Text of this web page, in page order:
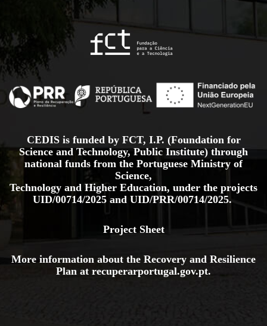
CEDIS is funded by FCT, I.P. (Foundation for
Science and Technology, Public Institute) through
national funds from the Portuguese Ministry of
Science,
Technology and Higher Education, under the projects
UID/00714/2025 and UID/PRR/00714/2025.
Project Sheet
More information about the Recovery and Resilience
Plan at recuperarportugal.gov.pt.